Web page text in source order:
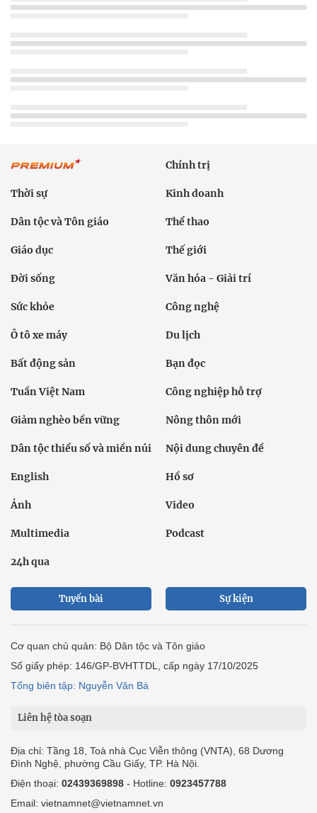
Chính trị
Thời sự Kinh doanh
Dân tộc và Tôn giáo Thể thao
Giáo dục Thế giới
Đời sống Văn hóa - Giải trí
Sức khỏe Công nghệ
Ô tô xe máy Du lịch
Bất động sản Bạn đọc
Tuần Việt Nam Công nghiệp hỗ trợ
Giảm nghèo bền vững Nông thôn mới
Dân tộc thiểu số và miền núi Nội dung chuyên đề
English Hồ sơ
Ảnh Video
Multimedia Podcast
24h qua
Tuyến bài Sự kiện
Cơ quan chủ quản: Bộ Dân tộc và Tôn giáo
Số giấy phép: 146/GP-BVHTTDL, cấp ngày 17/10/2025
Tổng biên tập: Nguyễn Văn Bá
Liên hệ tòa soạn
Địa chỉ: Tầng 18, Toà nhà Cục Viễn thông (VNTA), 68 Dương
Đình Nghệ, phường Cầu Giấy, TP. Hà Nội.
Điện thoại: 02439369898 - Hotline: 0923457788
Email: vietnamnet@vietnamnet.vn